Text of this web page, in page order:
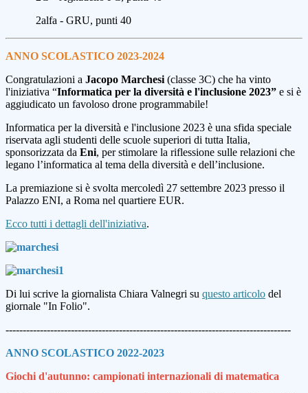
2alfa - GRU, punti 40
ANNO SCOLASTICO 2023-2024
Congratulazioni a Jacopo Marchesi (classe 3C) che ha vinto
l'iniziativa “Informatica per la diversità e l'inclusione 2023” e si è
aggiudicato un favoloso drone programmabile!
Informatica per la diversità e l'inclusione 2023 è una sfida speciale
riservata agli studenti delle scuole superiori di tutta Italia,
sponsorizzata da Eni, per stimolare la riflessione sulle relazioni che
legano l’informatica al tema della diversità e dell’inclusione.
La premiazione si è svolta mercoledì 27 settembre 2023 presso il
Palazzo ENI, a Roma nel quartiere EUR.
Ecco tutti i dettagli dell'iniziativa.
Di lui scrive la giornalista Chiara Valnegri su questo articolo del
giornale "In Folio".
-----------------------------------------------------------------------------------
ANNO SCOLASTICO 2022-2023
Giochi d'autunno: campionati internazionali di matematica